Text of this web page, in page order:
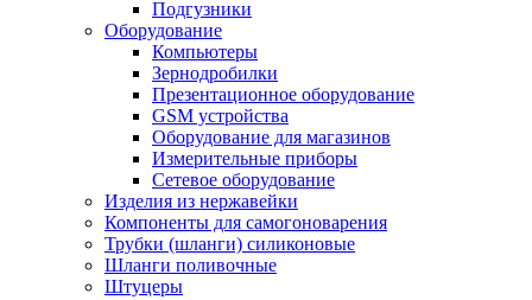
Подгузники
Оборудование
Компьютеры
Зернодробилки
Презентационное оборудование
GSM устройства
Оборудование для магазинов
Измерительные приборы
Сетевое оборудование
Изделия из нержавейки
Компоненты для самогоноварения
Трубки (шланги) силиконовые
Шланги поливочные
Штуцеры